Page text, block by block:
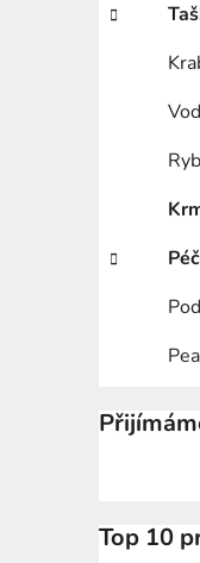
Top 10